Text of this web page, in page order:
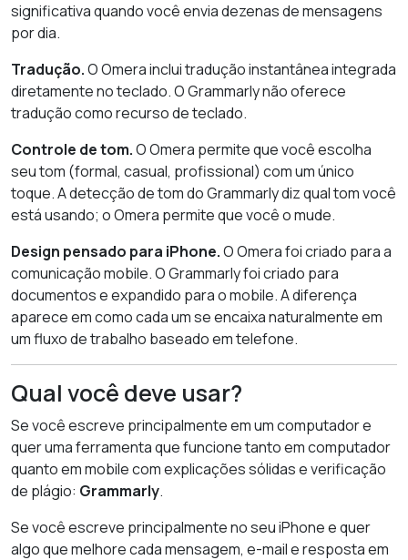
significativa quando você envia dezenas de mensagens
por dia.
Tradução.O Omera inclui tradução instantânea integrada
diretamente no teclado. O Grammarly não oferece
tradução como recurso de teclado.
Controle de tom.O Omera permite que você escolha
seu tom (formal, casual, profissional) com um único
toque. A detecção de tom do Grammarly diz qual tom você
está usando; o Omera permite que você o mude.
Design pensado para iPhone.O Omera foi criado para a
comunicação mobile. O Grammarly foi criado para
documentos e expandido para o mobile. A diferença
aparece em como cada um se encaixa naturalmente em
um fluxo de trabalho baseado em telefone.
Qual você deve usar?
Se você escreve principalmente em um computador e
quer uma ferramenta que funcione tanto em computador
quanto em mobile com explicações sólidas e verificação
de plágio: Grammarly.
Se você escreve principalmente no seu iPhone e quer
algo que melhore cada mensagem, e-mail e resposta em